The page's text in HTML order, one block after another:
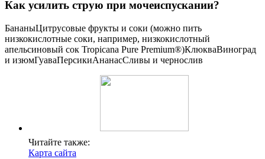
Как усилить струю при мочеиспускании?
БананыЦитрусовые фрукты и соки (можно пить
низкокислотные соки, например, низкокислотный
апельсиновый сок Tropicana Pure Premium®)КлюкваВиноград
и изюмГуаваПерсикиАнанасСливы и чернослив
Читайте также:
Карта сайта